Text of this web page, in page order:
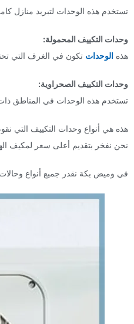
تستخدم هذه الوحدات لتبريد منازل
وحدات التكييف المحمولة:
هذه الوحدات تكون في الغرف التي
وحدات التكييف الصحراوية:
تستخدم هذه الوحدات في المناطق ذات
هذه هي أنواع وحدات التكييف التي
نحن نفخر بتقديم أعلى سعر لمكيف
في وميض بكة نقدر جميع أنواع